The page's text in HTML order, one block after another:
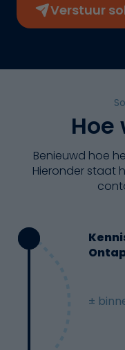
Verstuur
Hoe
Benieuwd hoe
Hieronder staat
±